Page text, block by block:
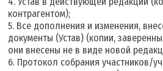
контрагентом);
5. Все дополнения и изменения,
документы (Устав) (копии,
они внесены не в виде новой
6. Протокол собрания участников/